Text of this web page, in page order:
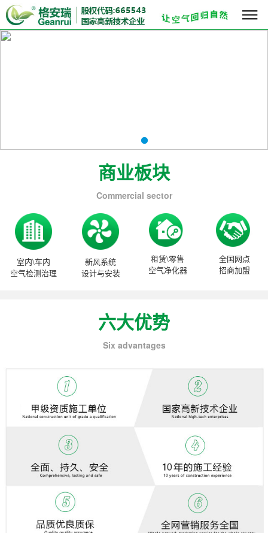

商业板块
Commercial sector
室内\车内
空气检测治理
新风系统
设计与安装
租赁\零售
空气净化器
全国网点
招商加盟
六大优势
Six advantages